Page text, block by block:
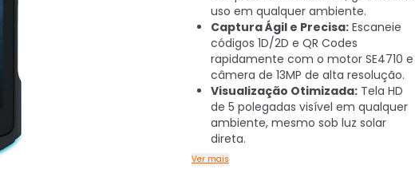
uso em qualquer ambiente.
Captura Ágil e Precisa: Escaneie
códigos 1D/2D e QR Codes
rapidamente com o motor SE4710 e
câmera de 13MP de alta resolução.
Visualização Otimizada: Tela HD
de 5 polegadas visível em qualquer
ambiente, mesmo sob luz solar
direta.
Ver mais